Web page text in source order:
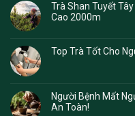
Trà Shan Tuyết
Cao 2000m
Top Trà Tốt Cho
Người Bệnh Mất
An Toàn!